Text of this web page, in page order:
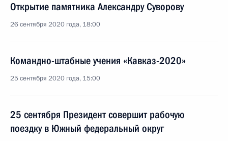
Открытие памятника Александру Суворову
26 сентября 2020 года, 18:00
Командно-штабные учения «Кавказ-2020»
25 сентября 2020 года, 15:00
25 сентября Президент совершит рабочую
поездку в Южный федеральный округ